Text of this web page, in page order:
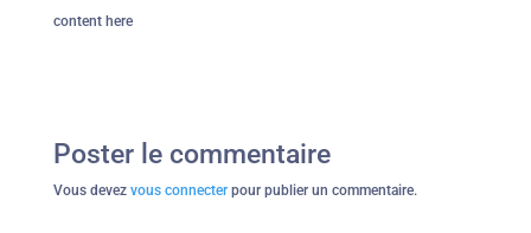
content here
Poster le commentaire
Vous devez vous connecterpour publier un commentaire.